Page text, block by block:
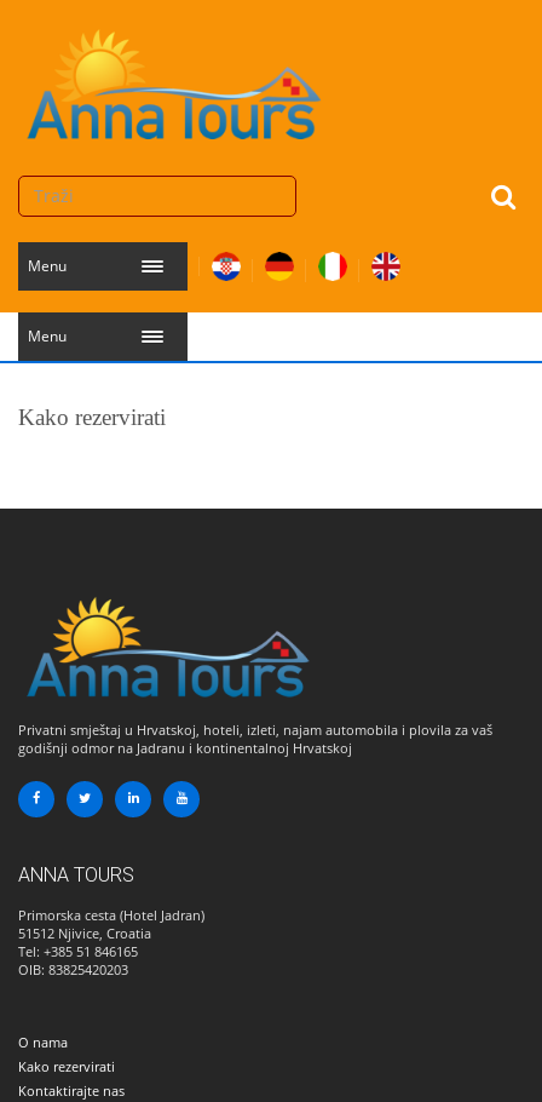
Menu
Menu
Kako rezervirati
Privatni smještaj u Hrvatskoj, hoteli, izleti, najam automobila i plovila za vaš
godišnji odmor na Jadranu i kontinentalnoj Hrvatskoj
ANNA TOURS
Primorska cesta (Hotel Jadran)
51512 Njivice, Croatia
Tel: +385 51 846165
OIB: 83825420203
O nama
Kako rezervirati
Kontaktirajte nas